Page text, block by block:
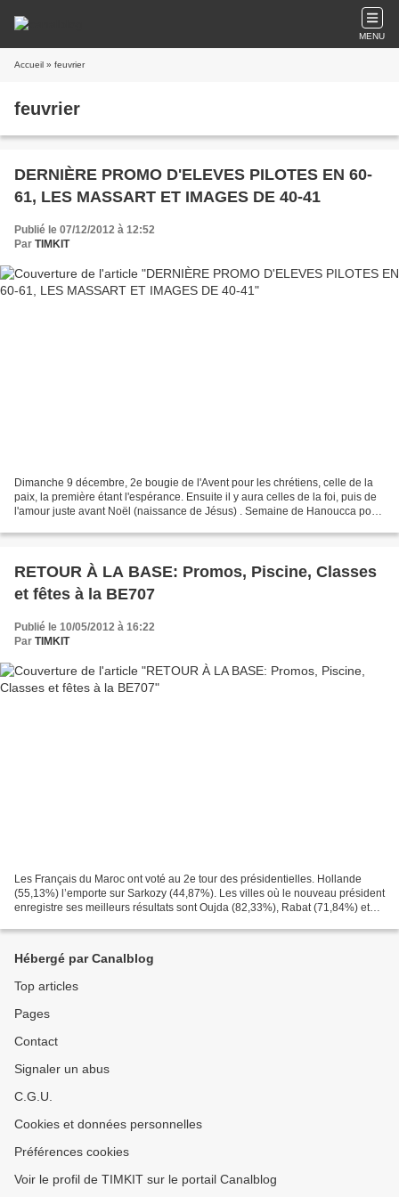
MENU
Accueil » feuvrier
feuvrier
DERNIÈRE PROMO D'ELEVES PILOTES EN 60-
61, LES MASSART ET IMAGES DE 40-41
Publié le 07/12/2012 à 12:52
Par TIMKIT
Dimanche 9 décembre, 2e bougie de l'Avent pour les chrétiens, celle de la
paix, la première étant l'espérance. Ensuite il y aura celles de la foi, puis de
l'amour juste avant Noël (naissance de Jésus) . Semaine de Hanoucca pour
RETOUR À LA BASE: Promos, Piscine, Classes
et fêtes à la BE707
Publié le 10/05/2012 à 16:22
Par TIMKIT
Les Français du Maroc ont voté au 2e tour des présidentielles. Hollande
(55,13%) l’emporte sur Sarkozy (44,87%). Les villes où le nouveau président
enregistre ses meilleurs résultats sont Oujda (82,33%), Rabat (71,84%) et
Hébergé par Canalblog
Top articles
Pages
Contact
Signaler un abus
C.G.U.
Cookies et données personnelles
Préférences cookies
Voir le profil de TIMKIT sur le portail Canalblog